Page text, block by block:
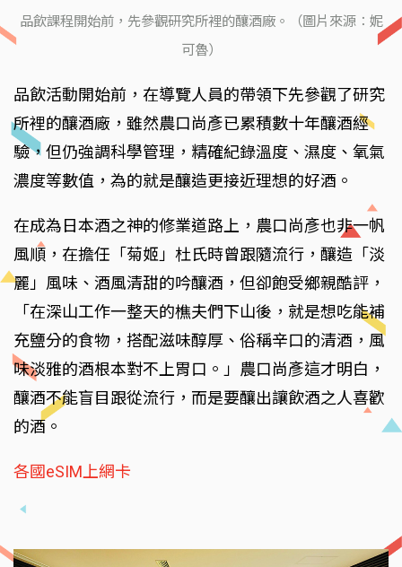
品飲課程開始前，先參觀研究所裡的釀酒廠。（圖片來源：妮
可魯）
品飲活動開始前，在導覽人員的帶領下先參觀了研究
所裡的釀酒廠，雖然農口尚彥已累積數十年釀酒經
驗，但仍強調科學管理，精確紀錄溫度、濕度、氧氣
濃度等數值，為的就是釀造更接近理想的好酒。
在成為日本酒之神的修業道路上，農口尚彥也非一帆
風順，在擔任「菊姬」杜氏時曾跟隨流行，釀造「淡
麗」風味、酒風清甜的吟釀酒，但卻飽受鄉親酷評，
「在深山工作一整天的樵夫們下山後，就是想吃能補
充鹽分的食物，搭配滋味醇厚、俗稱辛口的清酒，風
味淡雅的酒根本對不上胃口。」農口尚彥這才明白，
釀酒不能盲目跟從流行，而是要釀出讓飲酒之人喜歡
的酒。
各國eSIM上網卡